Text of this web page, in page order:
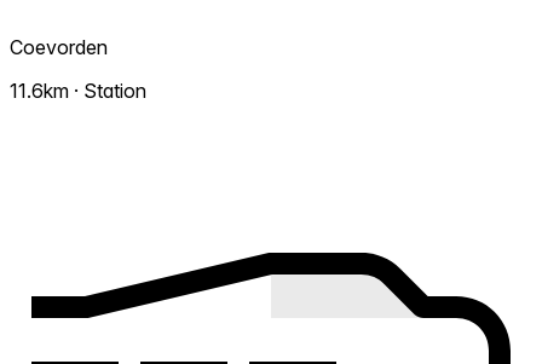
Coevorden
11.6km · Station